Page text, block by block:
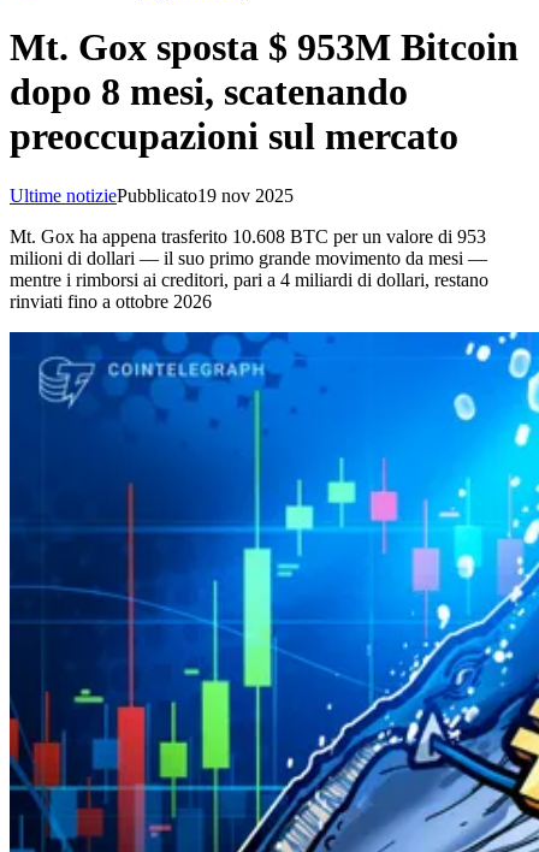
Mt. Gox sposta $ 953M Bitcoin
dopo 8 mesi, scatenando
preoccupazioni sul mercato
Ultime notiziePubblicato19 nov 2025
Mt. Gox ha appena trasferito 10.608 BTC per un valore di 953
milioni di dollari — il suo primo grande movimento da mesi —
mentre i rimborsi ai creditori, pari a 4 miliardi di dollari, restano
rinviati fino a ottobre 2026